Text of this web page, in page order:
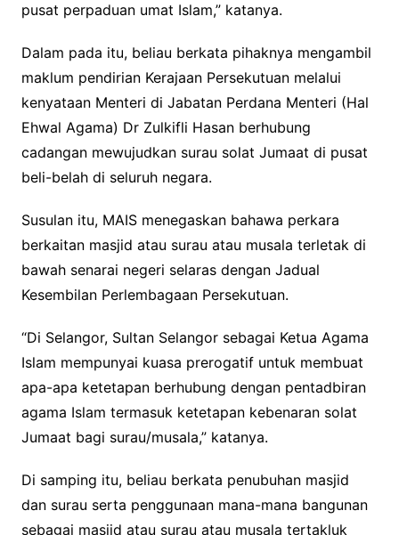
pusat perpaduan umat Islam,” katanya.
Dalam pada itu, beliau berkata pihaknya mengambil
maklum pendirian Kerajaan Persekutuan melalui
kenyataan Menteri di Jabatan Perdana Menteri (Hal
Ehwal Agama) Dr Zulkifli Hasan berhubung
cadangan mewujudkan surau solat Jumaat di pusat
beli-belah di seluruh negara.
Susulan itu, MAIS menegaskan bahawa perkara
berkaitan masjid atau surau atau musala terletak di
bawah senarai negeri selaras dengan Jadual
Kesembilan Perlembagaan Persekutuan.
“Di Selangor, Sultan Selangor sebagai Ketua Agama
Islam mempunyai kuasa prerogatif untuk membuat
apa-apa ketetapan berhubung dengan pentadbiran
agama Islam termasuk ketetapan kebenaran solat
Jumaat bagi surau/musala,” katanya.
Di samping itu, beliau berkata penubuhan masjid
dan surau serta penggunaan mana-mana bangunan
sebagai masjid atau surau atau musala tertakluk